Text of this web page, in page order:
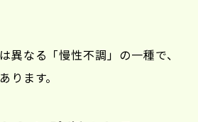
異なる「慢性不調」の一種で、
ります。